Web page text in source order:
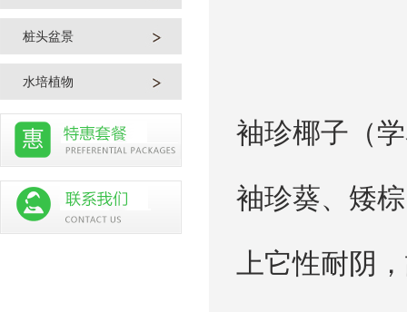
桩头盆景
水培植物
袖珍椰子（
袖珍葵、矮
上它性耐阴